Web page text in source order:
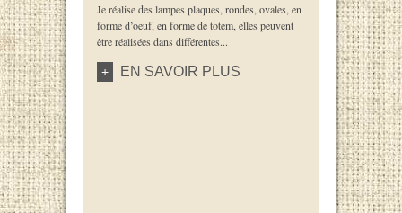
Je réalise des lampes plaques, rondes, ovales, en
forme d’oeuf, en forme de totem, elles peuvent
être réalisées dans différentes...
+ EN SAVOIR PLUS